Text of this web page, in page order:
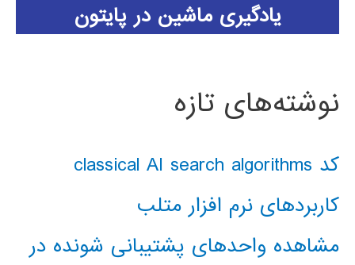
یادگیری ماشین در پایتون
نوشته‌های تازه
کد classical AI search algorithms
کاربردهای نرم افزار متلب
مشاهده واحدهای پشتیبانی شونده در